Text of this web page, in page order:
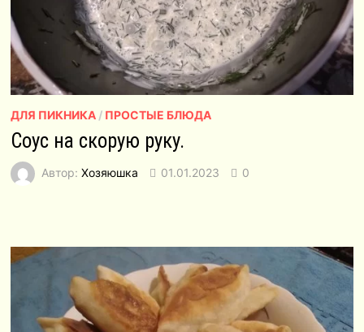
ДЛЯ ПИКНИКА/ ПРОСТЫЕ БЛЮДА
Соус на скорую руку.
Автор: Хозяюшка 01.01.2023 0